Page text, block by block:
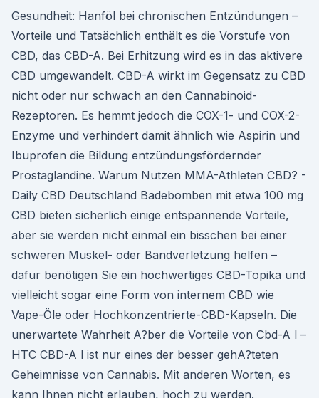
Gesundheit: Hanföl bei chronischen Entzündungen –
Vorteile und Tatsächlich enthält es die Vorstufe von
CBD, das CBD-A. Bei Erhitzung wird es in das aktivere
CBD umgewandelt. CBD-A wirkt im Gegensatz zu CBD
nicht oder nur schwach an den Cannabinoid-
Rezeptoren. Es hemmt jedoch die COX-1- und COX-2-
Enzyme und verhindert damit ähnlich wie Aspirin und
Ibuprofen die Bildung entzündungsfördernder
Prostaglandine. Warum Nutzen MMA-Athleten CBD? -
Daily CBD Deutschland Badebomben mit etwa 100 mg
CBD bieten sicherlich einige entspannende Vorteile,
aber sie werden nicht einmal ein bisschen bei einer
schweren Muskel- oder Bandverletzung helfen –
dafür benötigen Sie ein hochwertiges CBD-Topika und
vielleicht sogar eine Form von internem CBD wie
Vape-Öle oder Hochkonzentrierte-CBD-Kapseln. Die
unerwartete Wahrheit A?ber die Vorteile von Cbd-A l –
HTC CBD-A l ist nur eines der besser gehA?teten
Geheimnisse von Cannabis. Mit anderen Worten, es
kann Ihnen nicht erlauben, hoch zu werden.